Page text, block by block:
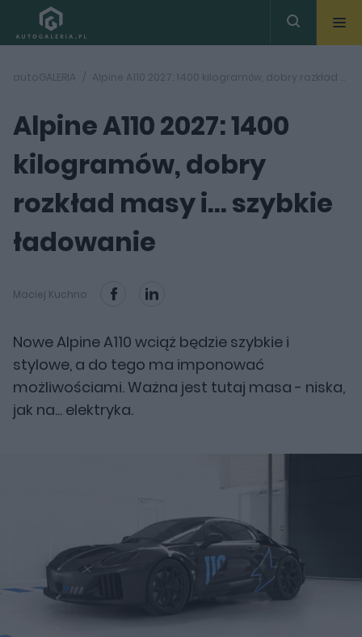
autoGALERIA Alpine A110 2027: 1400 kilogramów, dobry rozkład masy i... szybkie ładowanie
Alpine A110 2027: 1400
kilogramów, dobry
rozkład masy i... szybkie
ładowanie
Maciej Kuchno
Nowe Alpine A110 wciąż będzie szybkie i
stylowe, a do tego ma imponować
możliwościami. Ważna jest tutaj masa - niska,
jak na... elektryka.